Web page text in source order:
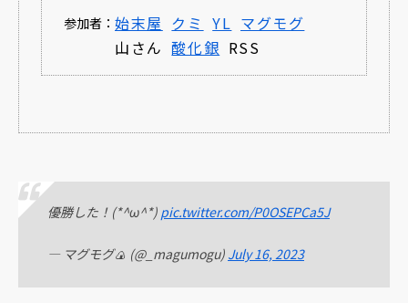
参加者： 始末屋 クミ YL マグモグ
山さん 酸化銀 RSS
優勝した！(*^ω^*) pic.twitter.com/P0OSEPCa5J
— マグモグ🍙 (@_magumogu) July 16, 2023